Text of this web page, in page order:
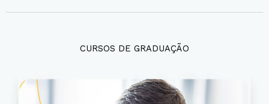
CURSOS DE GRADUAÇÃO